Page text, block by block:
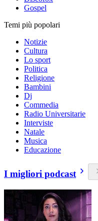
Gospel
Temi più popolari
Notizie
Cultura
Lo sport
Politica
Religione
Bambini
Dj
Commedia
Radio Universitarie
Interviste
Natale
Musica
Educazione
I migliori podcast